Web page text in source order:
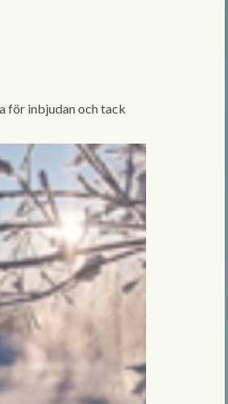
för inbjudan och tack